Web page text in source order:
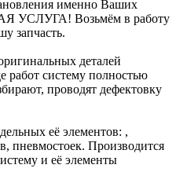
именно Ваших
УСЛУГА! Возьмём в работу
запчасть.
деталей
работ систему полностью
проводят дефектовку
её элементов: ,
пневмостоек. Производится
и её элементы